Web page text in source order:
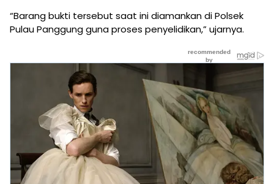
“Barang bukti tersebut saat ini diamankan di Polsek
Pulau Panggung guna proses penyelidikan,” ujarnya.